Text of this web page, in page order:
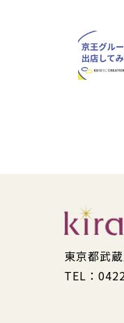
東京都武
TEL：